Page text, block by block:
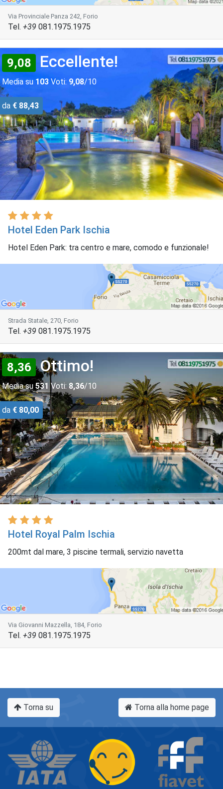
Via Provinciale Panza 242, Forio
Tel. +39 081.1975.1975
9,08 Eccellente!
Media su 103 Voti: 9,08/10
da € 88,43
Hotel Eden Park Ischia
Hotel Eden Park: tra centro e mare, comodo e funzionale!
Strada Statale, 270, Forio
Tel. +39 081.1975.1975
8,36 Ottimo!
Media su 531 Voti: 8,36/10
da € 80,00
Hotel Royal Palm Ischia
200mt dal mare, 3 piscine termali, servizio navetta
Via Giovanni Mazzella, 184, Forio
Tel. +39 081.1975.1975
Torna su Torna alla home page